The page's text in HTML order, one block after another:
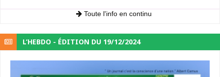
Toute l'info en continu
L’HEBDO - ÉDITION DU 19/12/2024